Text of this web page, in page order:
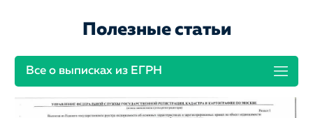
Полезные статьи
Все о выписках из ЕГРН